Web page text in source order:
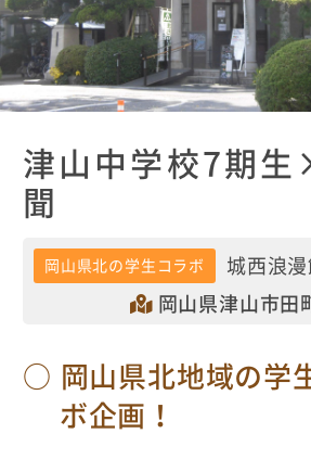
津山中学校7期生
聞
岡山県北の学生コラボ
城西浪漫
岡山県津山市田
岡山県北地域の学
ボ企画！